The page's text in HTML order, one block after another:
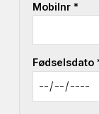
Mobilnr *
Fødselsdato